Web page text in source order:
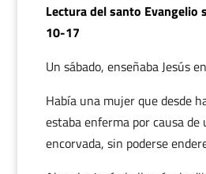
Lectura del santo Evangelio
10-17
Un sábado, enseñaba Jesús
Había una mujer que desde
estaba enferma por causa
encorvada, sin poderse